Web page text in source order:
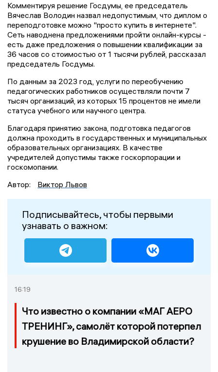
Комментируя решение Госдумы, ее председатель
Вячеслав Володин назвал недопустимым, что диплом о
переподготовке можно "просто купить в интернете".
Сеть наводнена предложениями пройти онлайн-курсы -
есть даже предложения о повышении квалификации за
36 часов со стоимостью от 1 тысячи рублей, рассказал
председатель Госдумы.
По данным за 2023 год, услуги по переобучению
педагогических работников осуществляли почти 7
тысяч организаций, из которых 15 процентов не имели
статуса учебного или научного центра.
Благодаря принятию закона, подготовка педагогов
должна проходить в государственных и муниципальных
образовательных организациях. В качестве
учредителей допустимы также госкорпорации и
госкомопании.
Автор:
Виктор Львов
Подписывайтесь, чтобы первыми
узнавать о важном:
16:19
Что известно о компании «МАГ АЕРО
ТРЕНИНГ», самолёт которой потерпел
крушение во Владимирской области?